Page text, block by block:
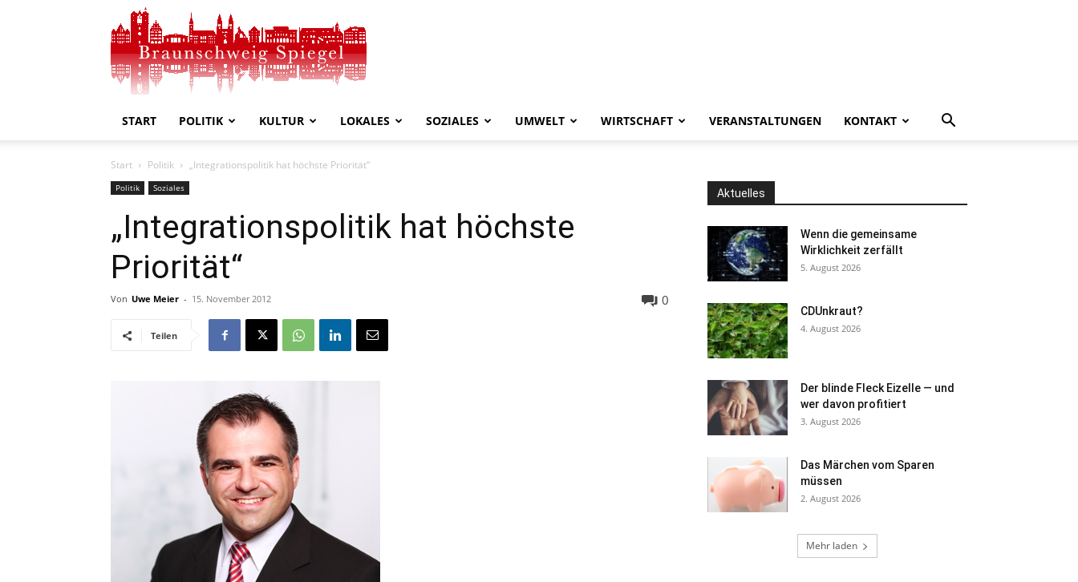
Spiegel
START POLITIK KULTUR LOKALES SOZIALES UMWELT WIRTSCHAFT VERANSTALTUNGEN KONTAKT
Start Politik „Integrationspolitik hat höchste Priorität“
Politik Soziales
„Integrationspolitik hat höchste
Priorität“
Von Uwe Meier - 15. November 2012 0
Teilen
Aktuelles
Wenn die gemeinsame
Wirklichkeit zerfällt
5. August 2026
CDUnkraut?
4. August 2026
Der blinde Fleck Eizelle — und
wer davon profitiert
3. August 2026
Das Märchen vom Sparen
müssen
2. August 2026
Mehr laden